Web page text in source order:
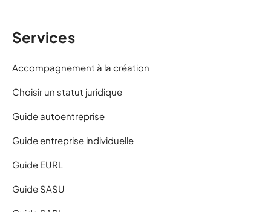
Services
Accompagnement à la création
Choisir un statut juridique
Guide autoentreprise
Guide entreprise individuelle
Guide EURL
Guide SASU